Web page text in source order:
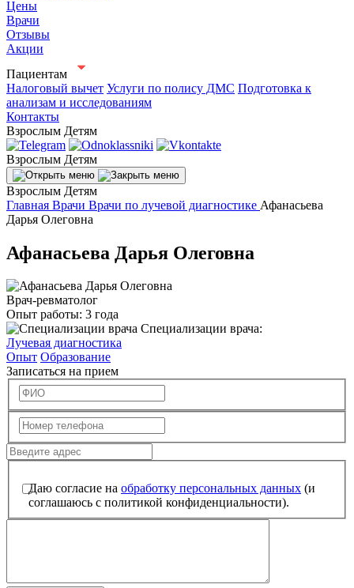
Цены
Врачи
Отзывы
Акции
Пациентам
Налоговый вычет Услуги по полису ДМС Подготовка к
анализам и исследованиям
Контакты
Взрослым Детям
Взрослым Детям
Взрослым Детям
Главная Врачи Врачи по лучевой диагностике Афанасьева
Дарья Олеговна
Афанасьева Дарья Олеговна
Врач-ревматолог
Опыт работы: 3 года
Специализации врача:
Лучевая диагностика
Опыт Образование
Записаться на прием
Даю согласие на обработку персональных данных (и
соглашаюсь с политикой конфиденциальности).